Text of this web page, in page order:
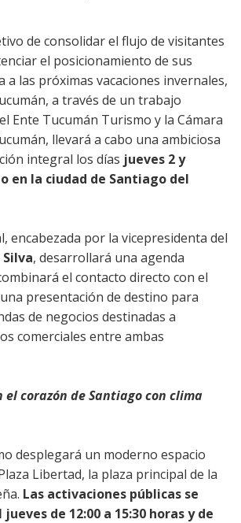
de consolidar el flujo de visitantes
el posicionamiento de sus
a las próximas vacaciones invernales,
a través de un trabajo
Ente Tucumán Turismo y la Cámara
llevará a cabo una ambiciosa
integral los días jueves 2 y
en la ciudad de Santiago del
encabezada por la vicepresidenta del
Silva, desarrollará una agenda
el contacto directo con el
presentación de destino para
de negocios destinadas a
comerciales entre ambas
el corazón de Santiago con clima
desplegará un moderno espacio
Libertad, la plaza principal de la
Las activaciones públicas se
de 12:00 a 15:30 horas y de